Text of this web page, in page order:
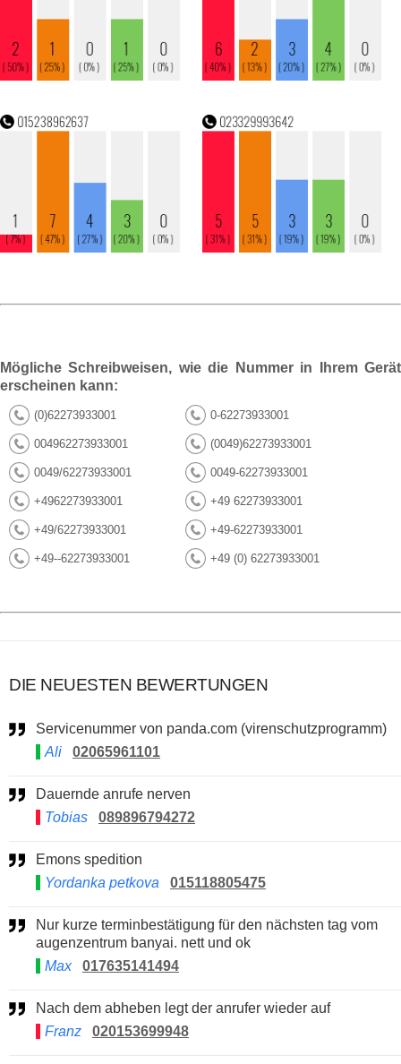
Mögliche Schreibweisen, wie die Nummer in Ihrem Gerät
erscheinen kann:
(0)62273933001 0-62273933001
004962273933001 (0049)62273933001
0049/62273933001 0049-62273933001
+4962273933001 +49 62273933001
+49/62273933001 +49-62273933001
+49--62273933001 +49 (0) 62273933001
DIE NEUESTEN BEWERTUNGEN
Servicenummer von panda.com (virenschutzprogramm)
Ali
02065961101
Dauernde anrufe nerven
Tobias
089896794272
Emons spedition
Yordanka petkova
015118805475
Nur kurze terminbestätigung für den nächsten tag vom
augenzentrum banyai. nett und ok
Max
017635141494
Nach dem abheben legt der anrufer wieder auf
Franz
020153699948